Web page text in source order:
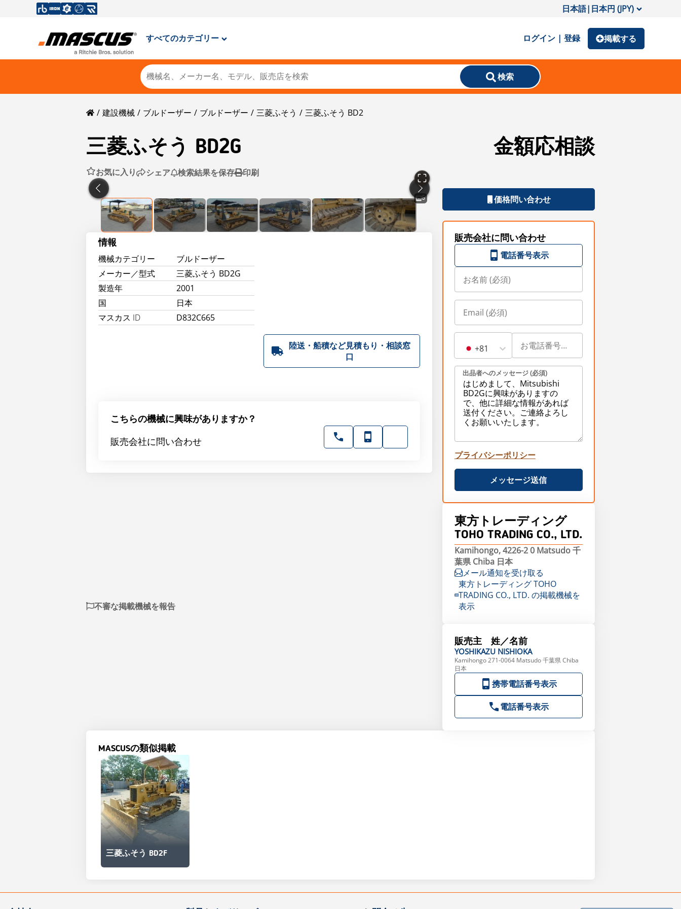
日本語| 日本円 (JPY)
すべてのカテゴリー ログイン | 登録 掲載する
検索
建設機械 ブルドーザー ブルドーザー 三菱ふそう 三菱ふそう BD2
三菱ふそう BD2G 金額応相談
お気に入り シェア 検索結果を保存 印刷
6
情報
機械カテゴリー
ブルドーザー
メーカー／型式
三菱ふそう BD2G
製造年
2001
国
日本
マスカス ID
D832C665
陸送・船積など見積もり・相談窓
口
こちらの機械に興味がありますか？
販売会社に問い合わせ
価格問い合わせ
販売会社に問い合わせ
電話番号表示
+81
出品者へのメッセージ (必須)
プライバシーポリシー
メッセージ送信
東方トレーディング
TOHO TRADING CO., LTD.
Kamihongo, 4226-2 0 Matsudo 千
葉県 Chiba 日本
メール通知を受け取る
東方トレーディング TOHO
TRADING CO., LTD. の掲載機械を
表示
販売主 姓／名前
YOSHIKAZU NISHIOKA
Kamihongo 271-0064 Matsudo 千葉県 Chiba
日本
携帯電話番号表示
電話番号表示
不審な掲載機械を報告
MASCUSの類似掲載
三菱ふそう BD2F